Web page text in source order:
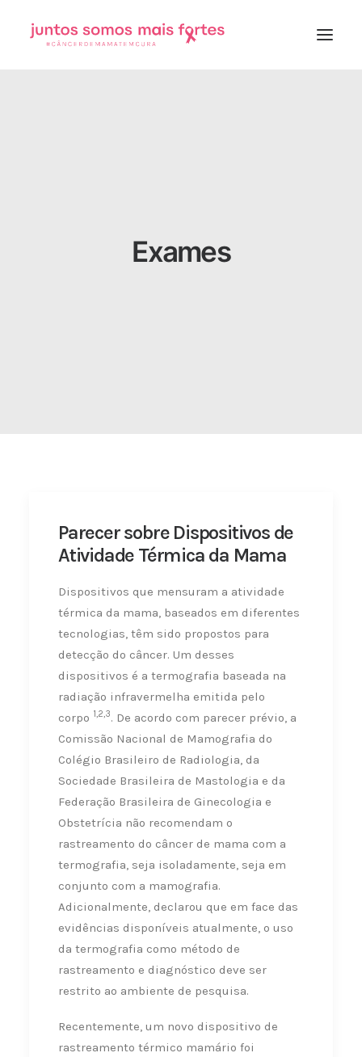
Exames
Parecer sobre Dispositivos de
Atividade Térmica da Mama
Dispositivos que mensuram a atividade
térmica da mama, baseados em diferentes
tecnologias, têm sido propostos para
detecção do câncer. Um desses
dispositivos é a termografia baseada na
radiação infravermelha emitida pelo
corpo 1,2,3. De acordo com parecer prévio, a
Comissão Nacional de Mamografia do
Colégio Brasileiro de Radiologia, da
Sociedade Brasileira de Mastologia e da
Federação Brasileira de Ginecologia e
Obstetrícia não recomendam o
rastreamento do câncer de mama com a
termografia, seja isoladamente, seja em
conjunto com a mamografia.
Adicionalmente, declarou que em face das
evidências disponíveis atualmente, o uso
da termografia como método de
rastreamento e diagnóstico deve ser
restrito ao ambiente de pesquisa.
Recentemente, um novo dispositivo de
rastreamento térmico mamário foi